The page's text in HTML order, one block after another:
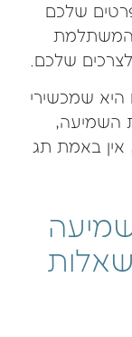
שלכם
המשתלמת
שלכם.
היא שמכשירי
השמיעה,
אין באמת תג